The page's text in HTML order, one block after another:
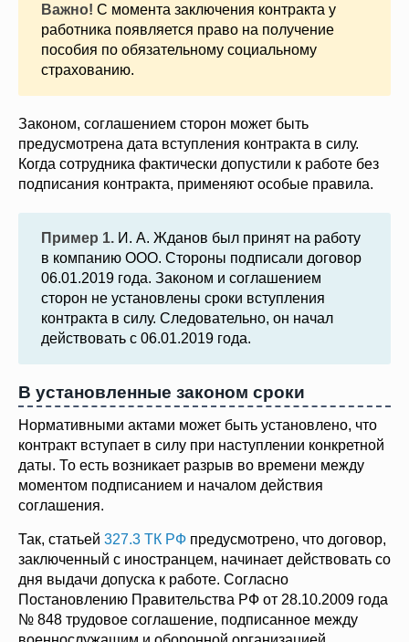
Важно! С момента заключения контракта у
работника появляется право на получение
пособия по обязательному социальному
страхованию.
Законом, соглашением сторон может быть
предусмотрена дата вступления контракта в силу.
Когда сотрудника фактически допустили к работе без
подписания контракта, применяют особые правила.
Пример 1. И. А. Жданов был принят на работу
в компанию ООО. Стороны подписали договор
06.01.2019 года. Законом и соглашением
сторон не установлены сроки вступления
контракта в силу. Следовательно, он начал
действовать с 06.01.2019 года.
В установленные законом сроки
Нормативными актами может быть установлено, что
контракт вступает в силу при наступлении конкретной
даты. То есть возникает разрыв во времени между
моментом подписанием и началом действия
соглашения.
Так, статьей 327.3 ТК РФ предусмотрено, что договор,
заключенный с иностранцем, начинает действовать со
дня выдачи допуска к работе. Согласно
Постановлению Правительства РФ от 28.10.2009 года
№ 848 трудовое соглашение, подписанное между